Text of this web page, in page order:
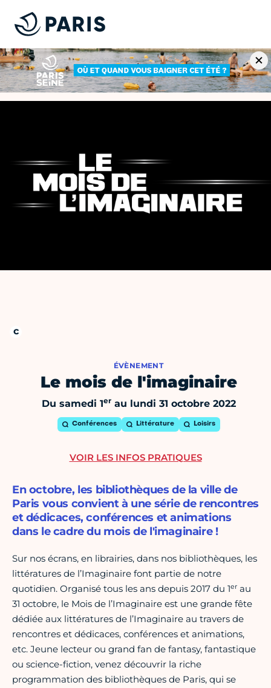
ÉVÈNEMENT
Le mois de l'imaginaire
Du samedi 1erau lundi 31 octobre 2022
Conférences Littérature Loisirs
En octobre, les bibliothèques de la ville de
Paris vous convient à une série de rencontres
et dédicaces, conférences et animations
dans le cadre du mois de l'imaginaire !
Sur nos écrans, en librairies, dans nos bibliothèques, les
littératures de l’Imaginaire font partie de notre
quotidien. Organisé tous les ans depuis 2017 du 1er au
31 octobre, le Mois de l’Imaginaire est une grande fête
dédiée aux littératures de l’Imaginaire au travers de
rencontres et dédicaces, conférences et animations,
etc. Jeune lecteur ou grand fan de fantasy, fantastique
ou science-fiction, venez découvrir la riche
programmation des bibliothèques de Paris, qui se
VOIR LES INFOS PRATIQUES